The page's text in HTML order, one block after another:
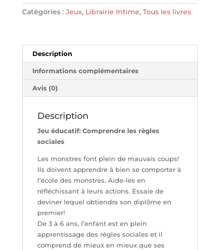
Monstres
-
Catégories : Jeux, Librairie Intime, Tous les livres
Description
Informations complémentaires
Avis (0)
Description
Jeu éducatif: Comprendre les règles
sociales
Les monstres font plein de mauvais coups!
Ils doivent apprendre à bien se comporter à
l’école des monstres. Aide-les en
réfléchissant à leurs actions. Essaie de
deviner lequel obtiendra son diplôme en
premier!
De 3 à 6 ans, l’enfant est en plein
apprentissage des règles sociales et il
comprend de mieux en mieux que ses